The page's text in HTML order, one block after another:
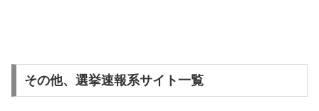
その他、選挙速報系サイト一覧